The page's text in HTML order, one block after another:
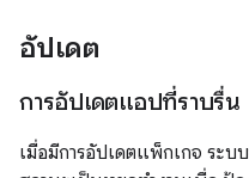
อัปเดต
การอัปเดตแอปที่ราบรื่น
เมื่อมีการอัปเดตแพ็กเกจ ระ